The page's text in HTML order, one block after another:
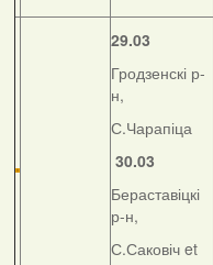
29.03
Гродзенскі р-
н,
С.Чарапіца
30.03
Бераставіцкі
р-н,
С.Саковіч et